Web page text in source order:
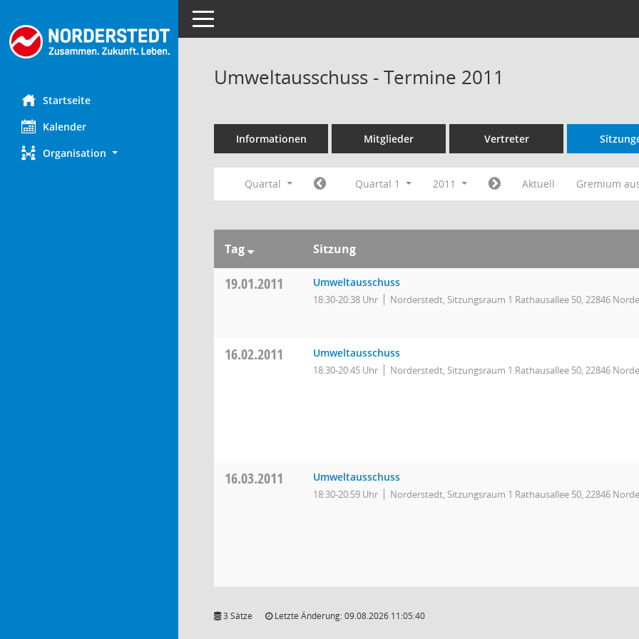
Startseite
Kalender
Organisation
Toggle navigation
Umweltausschuss - Termine 2011
Informationen Mitglieder Vertreter
Quartal Quartal 1 2011 Aktuell Gremium
Tag Sitzung
19.01.2011 Umweltausschuss
18:30-20:38 Uhr Norderstedt, Sitzungsraum 1 Rathausallee 50, 22846
16.02.2011 Umweltausschuss
18:30-20:45 Uhr Norderstedt, Sitzungsraum 1 Rathausallee 50, 22846
16.03.2011 Umweltausschuss
18:30-20:59 Uhr Norderstedt, Sitzungsraum 1 Rathausallee 50, 22846
3 Sätze Letzte Änderung: 09.08.2026 11:05:40